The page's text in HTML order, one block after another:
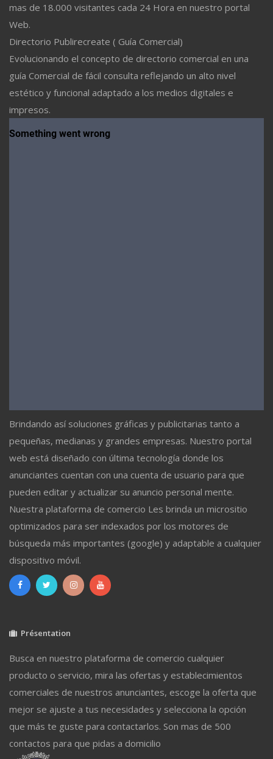
mas de 18.000 visitantes cada 24 Hora en nuestro portal
Web.
Directorio Publirecreate ( Guía Comercial)
Evolucionando el concepto de directorio comercial en una
guía Comercial de fácil consulta reflejando un alto nivel
estético y funcional adaptado a los medios digitales e
impresos.
Brindando así soluciones gráficas y publicitarias tanto a
pequeñas, medianas y grandes empresas. Nuestro portal
web está diseñado con última tecnología donde los
anunciantes cuentan con una cuenta de usuario para que
pueden editar y actualizar su anuncio personal mente.
Nuestra plataforma de comercio Les brinda un micrositio
optimizados para ser indexados por los motores de
búsqueda más importantes (google) y adaptable a cualquier
dispositivo móvil.
Présentation
Busca en nuestro plataforma de comercio cualquier
producto o servicio, mira las ofertas y establecimientos
comerciales de nuestros anunciantes, escoge la oferta que
mejor se ajuste a tus necesidades y selecciona la opción
que más te guste para contactarlos. Son mas de 500
contactos para que pidas a domicilio